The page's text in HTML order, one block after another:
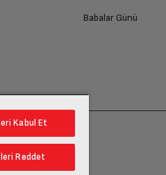
Babalar Günü
Kabul Et
Reddet